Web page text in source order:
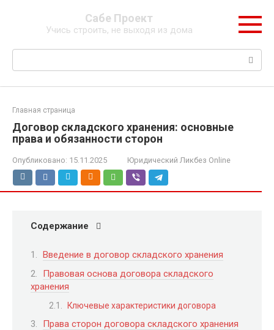
Сабе Проект
Учись строить, не выходя из дома
Поиск:
Главная страница
Договор складского хранения: основные
права и обязанности сторон
Опубликовано: 15.11.2025 Юридический Ликбез Online
Содержание
Введение в договор складского хранения
Правовая основа договора складского
хранения
Ключевые характеристики договора
Права сторон договора складского хранения